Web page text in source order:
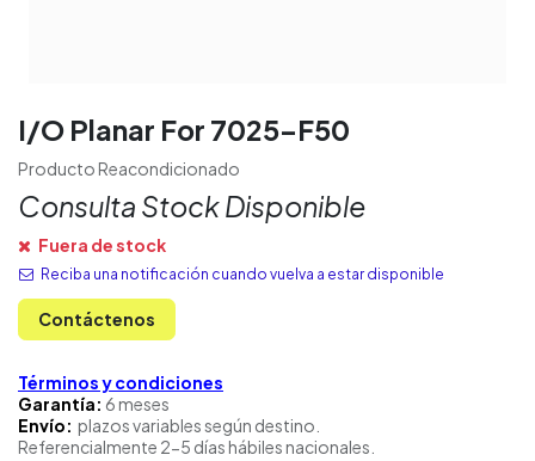
I/O Planar For 7025-F50
Producto Reacondicionado
Consulta Stock Disponible
Fuera de stock
Reciba una notificación cuando vuelva a estar disponible
Contáctenos
Términos y condiciones
Garantía: 6 meses
Envío: plazos variables según destino.
Referencialmente 2-5 días hábiles nacionales.